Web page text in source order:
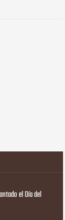
el Día del